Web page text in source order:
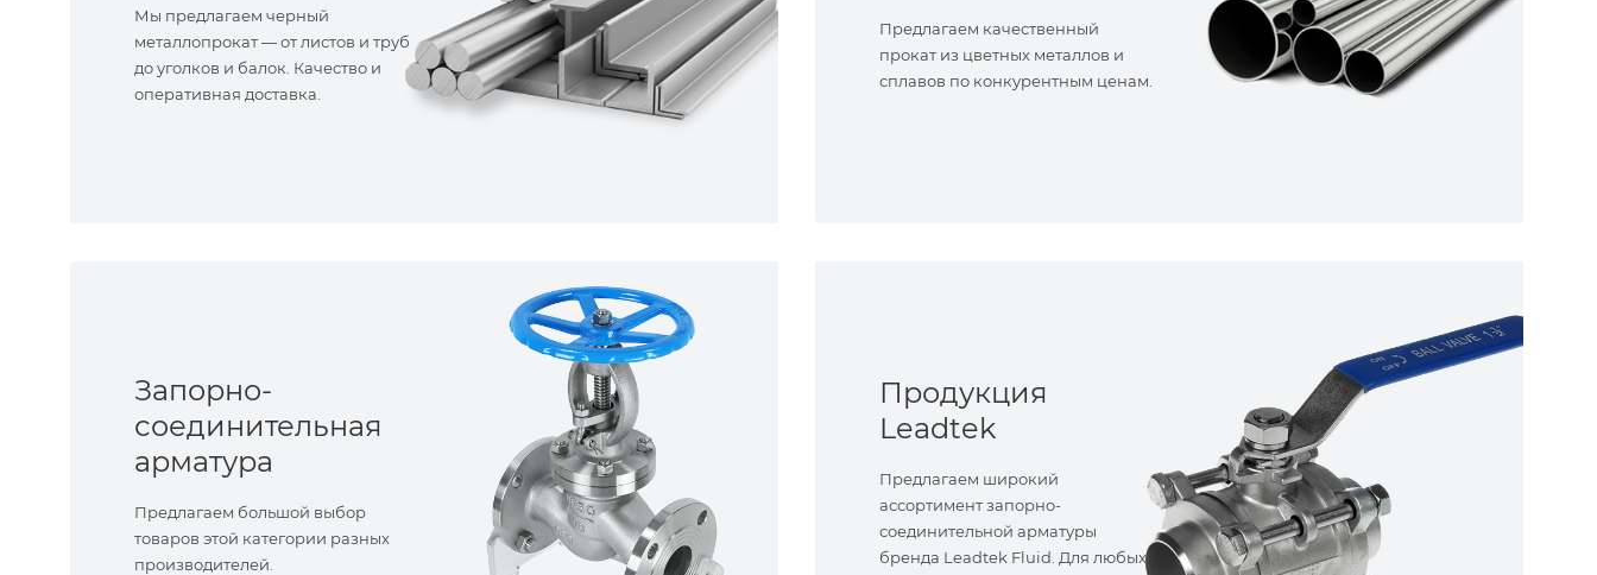
Мы предлагаем черный
металлопрокат — от листов и труб
до уголков и балок. Качество и
оперативная доставка.
Предлагаем качественный
прокат из цветных металлов и
сплавов по конкурентным ценам.
Запорно-
соединительная
арматура
Предлагаем большой выбор
товаров этой категории разных
производителей.
Продукция
Leadtek
Предлагаем широкий
ассортимент запорно-
соединительной арматуры
бренда Leadtek Fluid. Для любых